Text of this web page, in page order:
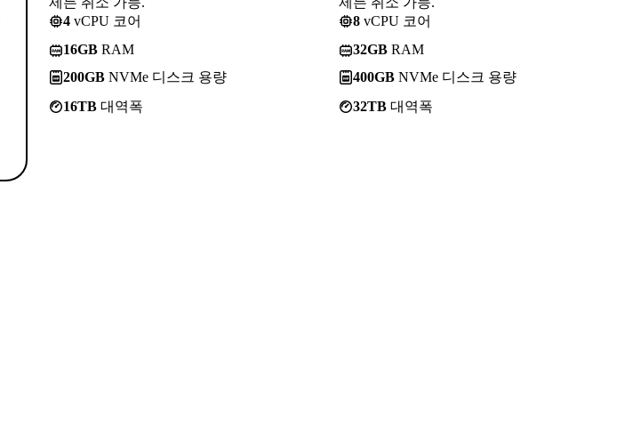
4 vCPU 코어
16GB RAM
200GB NVMe 디스크 용량
16TB 대역폭
8 vCPU 코어
32GB RAM
400GB NVMe 디스크 용량
32TB 대역폭